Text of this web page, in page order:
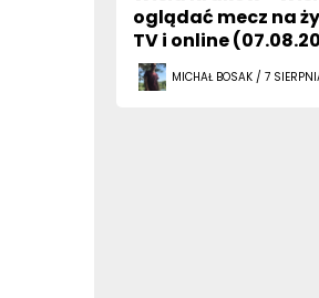
oglądać mecz na
TV i online
MICHAŁ BOSAK / 7